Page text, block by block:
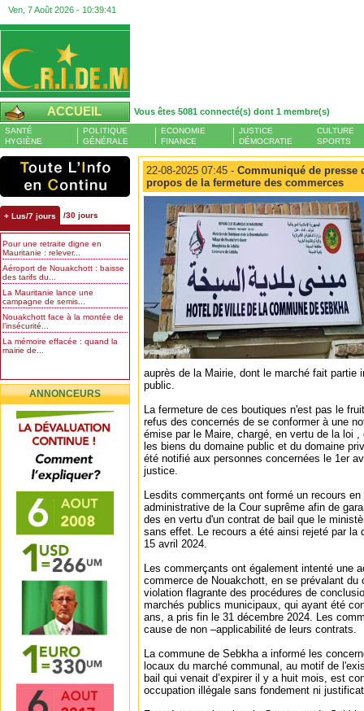
Ven, 7 Août 2026 - 10:39:42
ACCUEIL Vous êtes 5081 connecté(s) dont 1 membre(s)
SANTÉ
HYGIÈNE
POLITIQUE
GÉNÉRALE
ECONOMIE
FINANCE
JUSTICE
DÉMOCRATIE
CULTURE
SPORTS
+ Lus/7 jours /30 jours
Pour une retraite digne en
Mauritanie : relever...
Aéroport de Nouakchott : baisse
des tarifs du...
La Mauritanie lance une
campagne de semis...
Nouakchott face à la montée de
l’insécurité...
La mémoire effacée : quand la
mairie de...
ANNONCEURS
22-08-2025 07:45 - Communiqué de presse
propos de la fermeture des commerces
auprès de la Mairie, dont le marché fait partie
public.
La fermeture de ces boutiques n'est pas le
refus des concernés de se conformer à une
émise par le Maire, chargé, en vertu de la loi ,
les biens du domaine public et du domaine
été notifié aux personnes concernées le 1er
justice.
Lesdits commerçants ont formé un recours
administrative de la Cour suprême afin de
des en vertu d'un contrat de bail que le
sans effet. Le recours a été ainsi rejeté par la
15 avril 2024.
Les commerçants ont également intenté une
commerce de Nouakchott, en se prévalant du
violation flagrante des procédures de
marchés publics municipaux, qui ayant été
ans, a pris fin le 31 décembre 2024. Les
cause de non –applicabilité de leurs contrats.
La commune de Sebkha a informé les
locaux du marché communal, au motif de
bail qui venait d’expirer il y a huit mois, est
occupation illégale sans fondement ni